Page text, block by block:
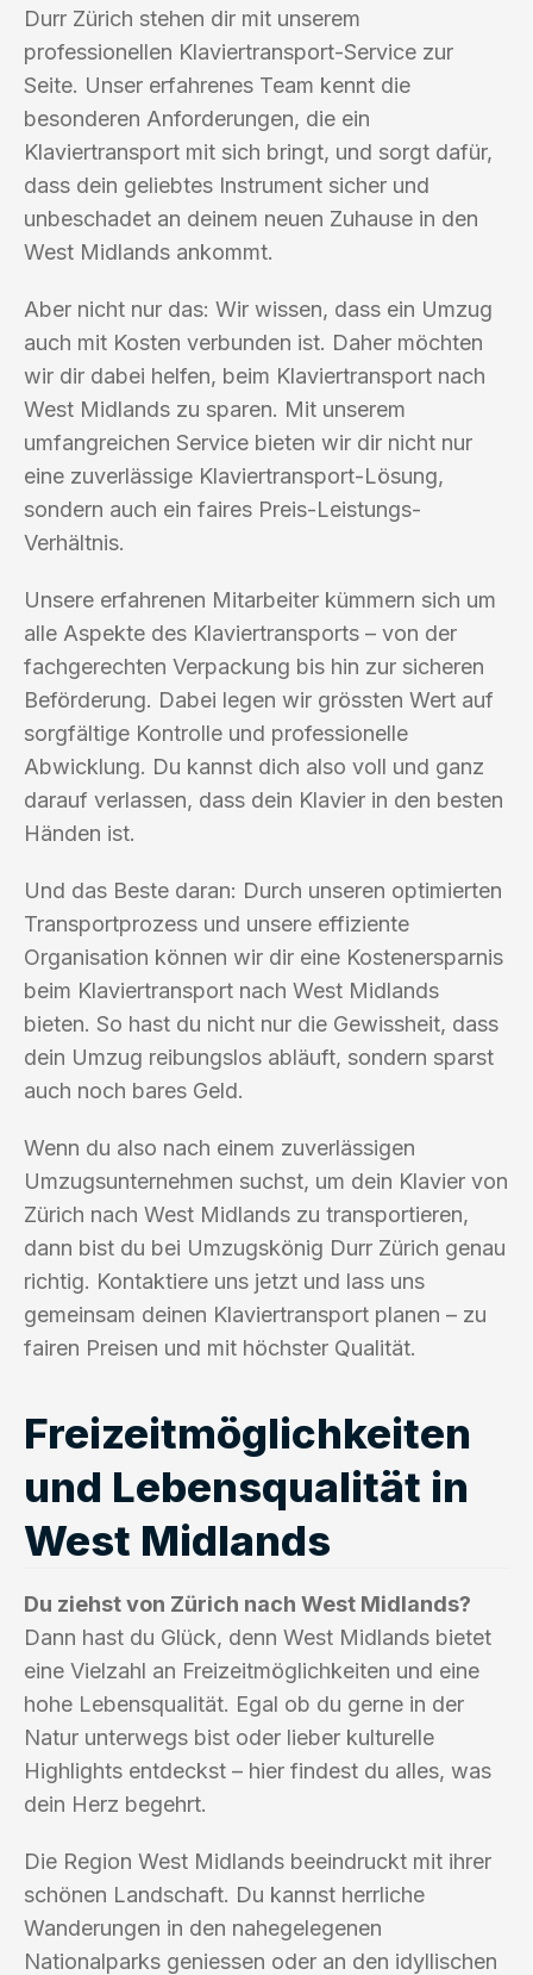
Durr Zürich stehen dir mit unserem
professionellen Klaviertransport-Service zur
Seite. Unser erfahrenes Team kennt die
besonderen Anforderungen, die ein
Klaviertransport mit sich bringt, und sorgt dafür,
dass dein geliebtes Instrument sicher und
unbeschadet an deinem neuen Zuhause in den
West Midlands ankommt.
Aber nicht nur das: Wir wissen, dass ein Umzug
auch mit Kosten verbunden ist. Daher möchten
wir dir dabei helfen, beim Klaviertransport nach
West Midlands zu sparen. Mit unserem
umfangreichen Service bieten wir dir nicht nur
eine zuverlässige Klaviertransport-Lösung,
sondern auch ein faires Preis-Leistungs-
Verhältnis.
Unsere erfahrenen Mitarbeiter kümmern sich um
alle Aspekte des Klaviertransports – von der
fachgerechten Verpackung bis hin zur sicheren
Beförderung. Dabei legen wir grössten Wert auf
sorgfältige Kontrolle und professionelle
Abwicklung. Du kannst dich also voll und ganz
darauf verlassen, dass dein Klavier in den besten
Händen ist.
Und das Beste daran: Durch unseren optimierten
Transportprozess und unsere effiziente
Organisation können wir dir eine Kostenersparnis
beim Klaviertransport nach West Midlands
bieten. So hast du nicht nur die Gewissheit, dass
dein Umzug reibungslos abläuft, sondern sparst
auch noch bares Geld.
Wenn du also nach einem zuverlässigen
Umzugsunternehmen suchst, um dein Klavier von
Zürich nach West Midlands zu transportieren,
dann bist du bei Umzugskönig Durr Zürich genau
richtig. Kontaktiere uns jetzt und lass uns
gemeinsam deinen Klaviertransport planen – zu
fairen Preisen und mit höchster Qualität.
Freizeitmöglichkeiten
und Lebensqualität in
West Midlands
Du ziehst von Zürich nach West Midlands?
Dann hast du Glück, denn West Midlands bietet
eine Vielzahl an Freizeitmöglichkeiten und eine
hohe Lebensqualität. Egal ob du gerne in der
Natur unterwegs bist oder lieber kulturelle
Highlights entdeckst – hier findest du alles, was
dein Herz begehrt.
Die Region West Midlands beeindruckt mit ihrer
schönen Landschaft. Du kannst herrliche
Wanderungen in den nahegelegenen
Nationalparks geniessen oder an den idyllischen